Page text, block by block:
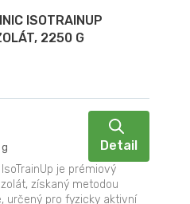
ISOTRAINUP
2250 G
Detail
je prémiový
získaný metodou
určený pro fyzicky aktivní